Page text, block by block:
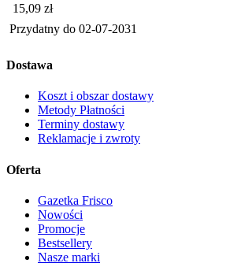
Cena
15,09 zł
Przydatny do 02-07-2031
Dostawa
Koszt i obszar dostawy
Metody Płatności
Terminy dostawy
Reklamacje i zwroty
Oferta
Gazetka Frisco
Nowości
Promocje
Bestsellery
Nasze marki